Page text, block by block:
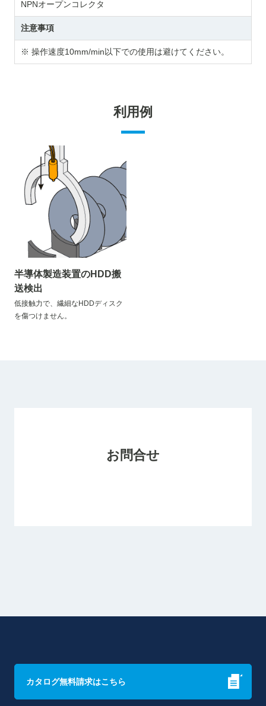
NPNオープンコレクタ
注意事項
※ 操作速度10mm/min以下での使用は避けてください。
利用例
半導体製造装置のHDD搬
送検出
低接触力で、繊細なHDDディスク
を傷つけません。
お問合せ
カタログ無料請求はこちら